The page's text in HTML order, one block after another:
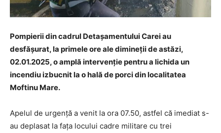
Pompierii din cadrul Detașamentului Carei au
desfășurat, la primele ore ale dimineții de astăzi,
02.01.2025, o amplă intervenție pentru a lichida un
incendiu izbucnit la o hală de porci din localitatea
Moftinu Mare.
Apelul de urgență a venit la ora 07.50, astfel că imediat s-
au deplasat la fața locului cadre militare cu trei